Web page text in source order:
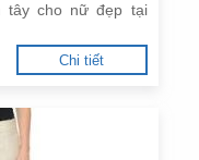
tây cho nữ đẹp tại
Chi tiết